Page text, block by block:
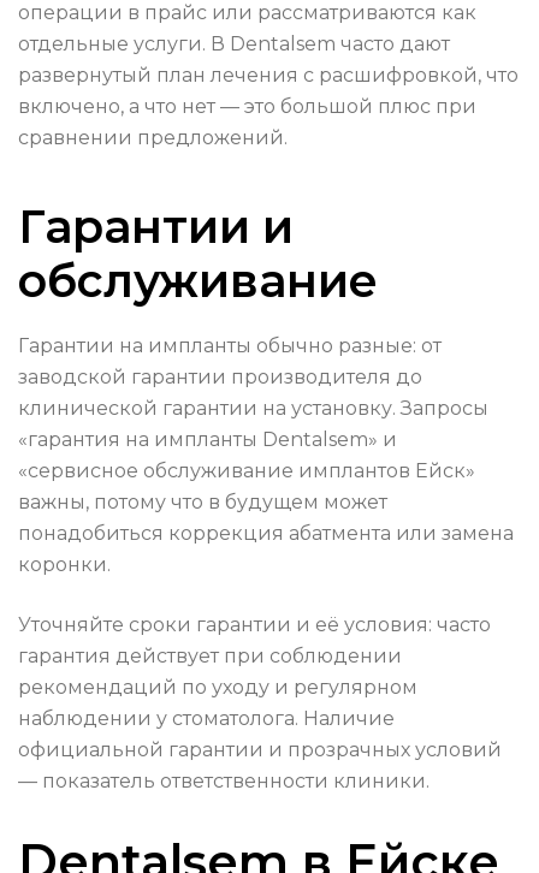
операции в прайс или рассматриваются как
отдельные услуги. В Dentalsem часто дают
развернутый план лечения с расшифровкой, что
включено, а что нет — это большой плюс при
сравнении предложений.
Гарантии и
обслуживание
Гарантии на импланты обычно разные: от
заводской гарантии производителя до
клинической гарантии на установку. Запросы
«гарантия на импланты Dentalsem» и
«сервисное обслуживание имплантов Ейск»
важны, потому что в будущем может
понадобиться коррекция абатмента или замена
коронки.
Уточняйте сроки гарантии и её условия: часто
гарантия действует при соблюдении
рекомендаций по уходу и регулярном
наблюдении у стоматолога. Наличие
официальной гарантии и прозрачных условий
— показатель ответственности клиники.